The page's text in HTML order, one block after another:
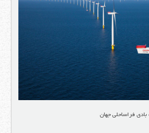
فراساحلی جهان